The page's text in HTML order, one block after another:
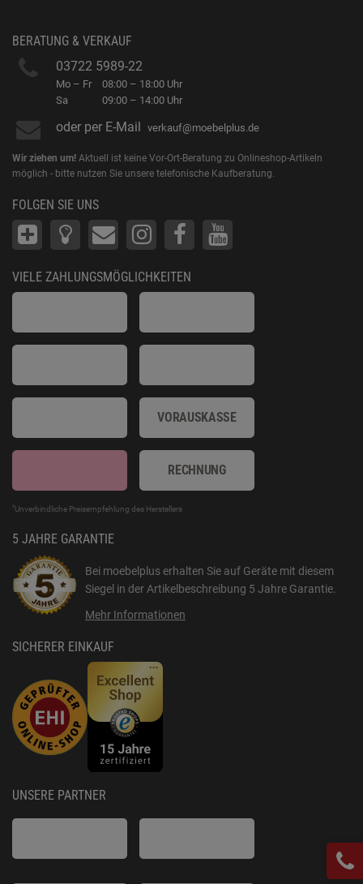
BERATUNG & VERKAUF
03722 5989-22
Mo – Fr
Sa
08:00 – 18:00 Uhr
09:00 – 14:00 Uhr
oder per E-Mail verkauf@moebelplus.de
Wir ziehen um! Aktuell ist keine Vor-Ort-Beratung zu Onlineshop-Artikeln
möglich - bitte nutzen Sie unsere telefonische Kaufberatung.
FOLGEN SIE UNS
VIELE ZAHLUNGSMÖGLICHKEITEN
VORAUSKASSE
RECHNUNG
*Unverbindliche Preisempfehlung des Herstellers
5 JAHRE GARANTIE
Bei moebelplus erhalten Sie auf Geräte mit diesem
Siegel in der Artikelbeschreibung 5 Jahre Garantie.
Mehr Informationen
SICHERER EINKAUF
UNSERE PARTNER